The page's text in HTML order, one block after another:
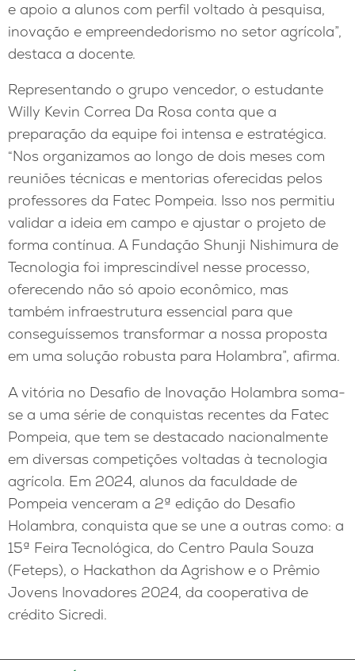
e apoio a alunos com perfil voltado à pesquisa,
inovação e empreendedorismo no setor agrícola”,
destaca a docente.
Representando o grupo vencedor, o estudante
Willy Kevin Correa Da Rosa conta que a
preparação da equipe foi intensa e estratégica.
“Nos organizamos ao longo de dois meses com
reuniões técnicas e mentorias oferecidas pelos
professores da Fatec Pompeia. Isso nos permitiu
validar a ideia em campo e ajustar o projeto de
forma contínua. A Fundação Shunji Nishimura de
Tecnologia foi imprescindível nesse processo,
oferecendo não só apoio econômico, mas
também infraestrutura essencial para que
conseguíssemos transformar a nossa proposta
em uma solução robusta para Holambra”, afirma.
A vitória no Desafio de Inovação Holambra soma-
se a uma série de conquistas recentes da Fatec
Pompeia, que tem se destacado nacionalmente
em diversas competições voltadas à tecnologia
agrícola. Em 2024, alunos da faculdade de
Pompeia venceram a 2ª edição do Desafio
Holambra, conquista que se une a outras como: a
15ª Feira Tecnológica, do Centro Paula Souza
(Feteps), o Hackathon da Agrishow e o Prêmio
Jovens Inovadores 2024, da cooperativa de
crédito Sicredi.